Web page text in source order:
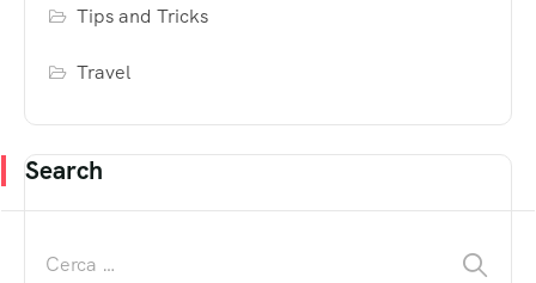
Tips and Tricks
Travel
Search